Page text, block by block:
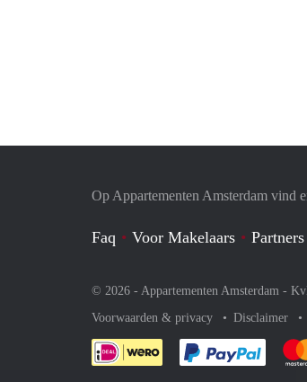
Op Appartementen Amsterdam vind
Faq Voor Makelaars Partners
© 2026 - Appartementen Amsterdam -
Voorwaarden & privacy
Disclaimer
Je